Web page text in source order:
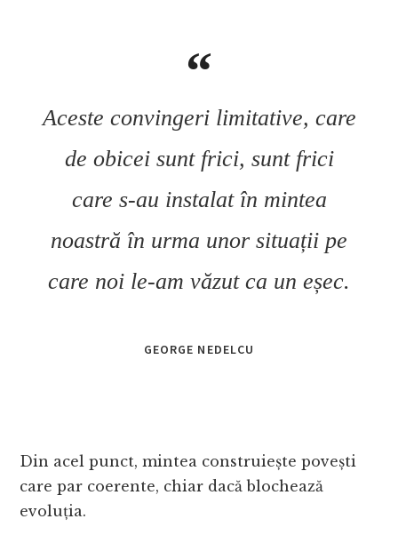
Aceste convingeri limitative, care
de obicei sunt frici, sunt frici
care s-au instalat în mintea
noastră în urma unor situații pe
care noi le-am văzut ca un eșec.
GEORGE NEDELCU
Din acel punct, mintea construiește povești
care par coerente, chiar dacă blochează
evoluția.